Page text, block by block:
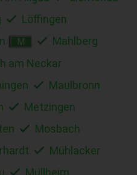
Löffingen
M
Mahlberg
am Neckar
Maulbronn
Metzingen
Mosbach
Mühlacker
Müllheim